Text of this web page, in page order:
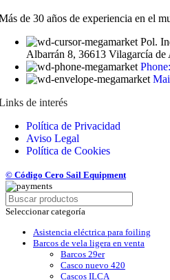
de 30 años de experiencia en el
Pol.
Albarrán 8, 36613 Vilagarcía de
de interés
Política de Privacidad
Aviso Legal
Política de Cookies
© Código Cero Sail Equipment
Seleccionar categoría
Asistencia eléctrica para foiling
Barcos de vela ligera en venta
Barcos 29er
Casco nuevo 420
Cascos ILCA